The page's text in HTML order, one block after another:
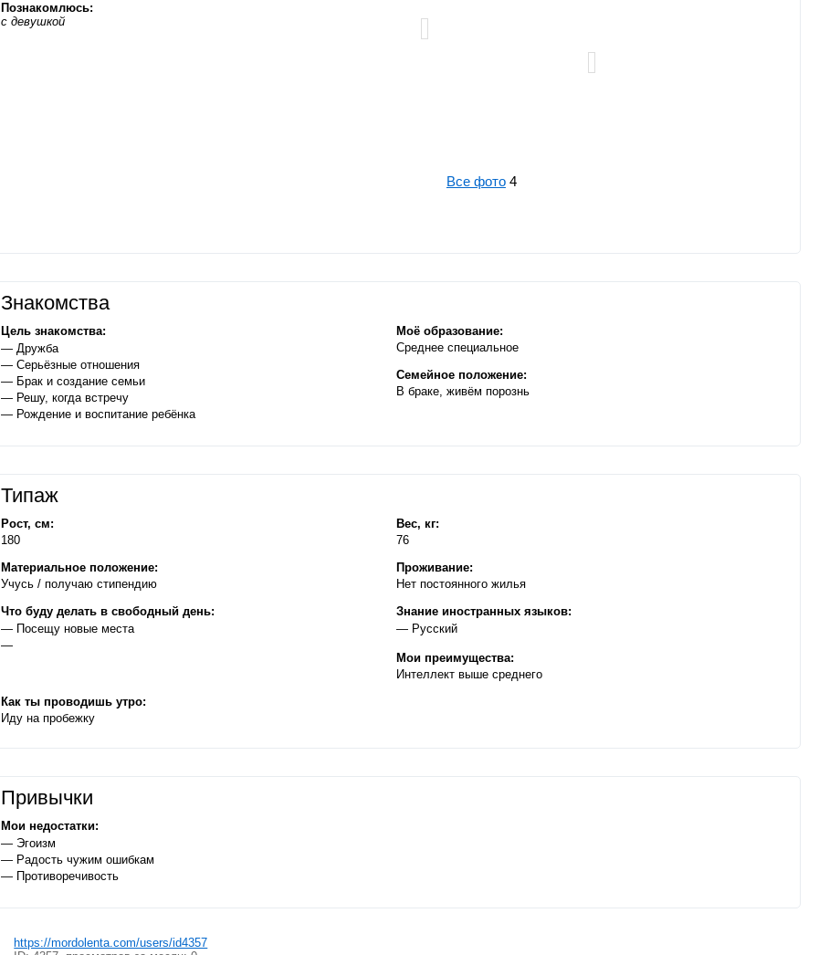
Все фото 4
Познакомлюсь:
с девушкой
Знакомства
Цель знакомства:
— Дружба
— Серьёзные отношения
— Брак и создание семьи
— Решу, когда встречу
— Рождение и воспитание ребёнка
Моё образование:
Среднее специальное
Семейное положение:
В браке, живём порознь
Типаж
Рост, см:
180
Вес, кг:
76
Материальное положение:
Учусь / получаю стипендию
Проживание:
Нет постоянного жилья
Что буду делать в свободный день:
— Посещу новые места
—
Знание иностранных языков:
— Русский
Мои преимущества:
Интеллект выше среднего
Как ты проводишь утро:
Иду на пробежку
Привычки
Мои недостатки:
— Эгоизм
— Радость чужим ошибкам
— Противоречивость
https://mordolenta.com/users/id4357